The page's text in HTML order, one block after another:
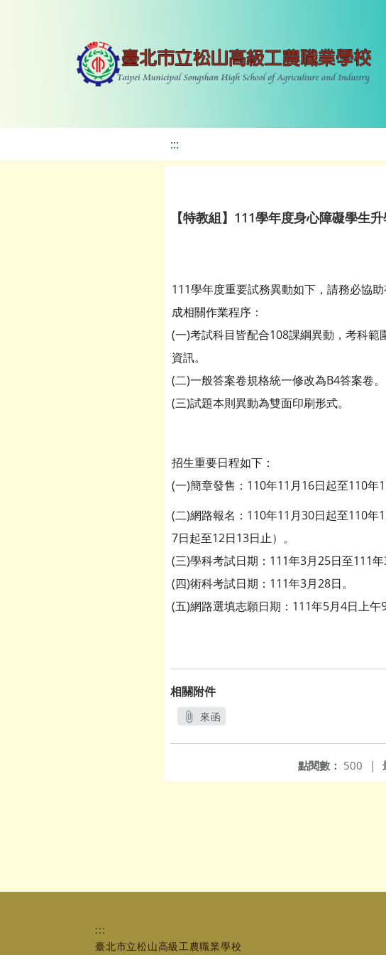
:::
【特教組】111學年度身心障礙學生
111學年度重要試務異動如下，請務必協
成相關作業程序：
(一)考試科目皆配合108課綱異動，考科
資訊。
(二)一般答案卷規格統一修改為B4答案卷。
(三)試題本則異動為雙面印刷形式。
招生重要日程如下：
(一)簡章發售：110年11月16日起至110年
(二)網路報名：110年11月30日起至110
7日起至12日13日止）。
(三)學科考試日期：111年3月25日至111年
(四)術科考試日期：111年3月28日。
(五)網路選填志願日期：111年5月4日上午
相關附件
來函
點閱數： 500 |
:::
臺北市立松山高級工農職業學校